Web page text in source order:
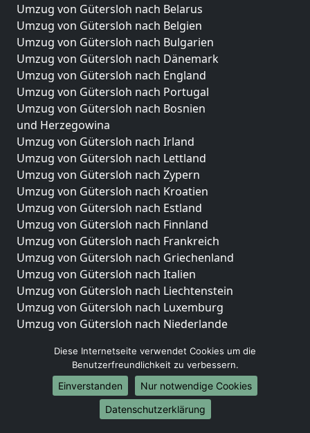
Umzug von Gütersloh nach Belarus
Umzug von Gütersloh nach Belgien
Umzug von Gütersloh nach Bulgarien
Umzug von Gütersloh nach Dänemark
Umzug von Gütersloh nach England
Umzug von Gütersloh nach Portugal
Umzug von Gütersloh nach Bosnien
und Herzegowina
Umzug von Gütersloh nach Irland
Umzug von Gütersloh nach Lettland
Umzug von Gütersloh nach Zypern
Umzug von Gütersloh nach Kroatien
Umzug von Gütersloh nach Estland
Umzug von Gütersloh nach Finnland
Umzug von Gütersloh nach Frankreich
Umzug von Gütersloh nach Griechenland
Umzug von Gütersloh nach Italien
Umzug von Gütersloh nach Liechtenstein
Umzug von Gütersloh nach Luxemburg
Umzug von Gütersloh nach Niederlande
Umzüge-Deutschlandweit
Umzug von Gütersloh nach Berlin
Umzug von Gütersloh nach Hamburg
Umzug von Gütersloh nach München
Diese Internetseite verwendet Cookies um die
Benutzerfreundlichkeit zu verbessern.
Einverstanden
Nur notwendige Cookies
Datenschutzerklärung